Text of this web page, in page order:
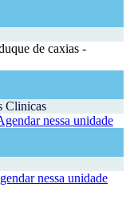
de caxias -
Clinicas
nessa unidade
nessa unidade